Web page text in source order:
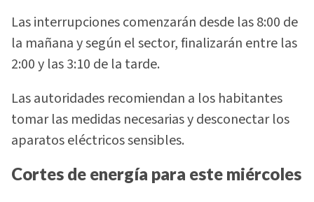
Las interrupciones comenzarán desde las 8:00 de
la mañana y según el sector, finalizarán entre las
2:00 y las 3:10 de la tarde.
Las autoridades recomiendan a los habitantes
tomar las medidas necesarias y desconectar los
aparatos eléctricos sensibles.
Cortes de energía para este miércoles